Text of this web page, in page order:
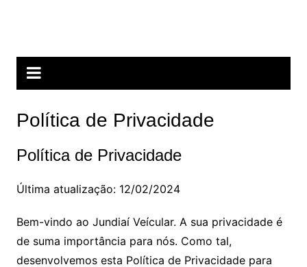
conteúdo
Política de Privacidade
Política de Privacidade
Última atualização: 12/02/2024
Bem-vindo ao Jundiaí Veícular. A sua privacidade é
de suma importância para nós. Como tal,
desenvolvemos esta Política de Privacidade para